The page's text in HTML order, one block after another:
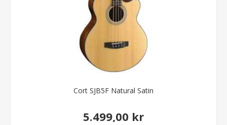
Cort SJB5F Natural Satin
5.499,00 kr